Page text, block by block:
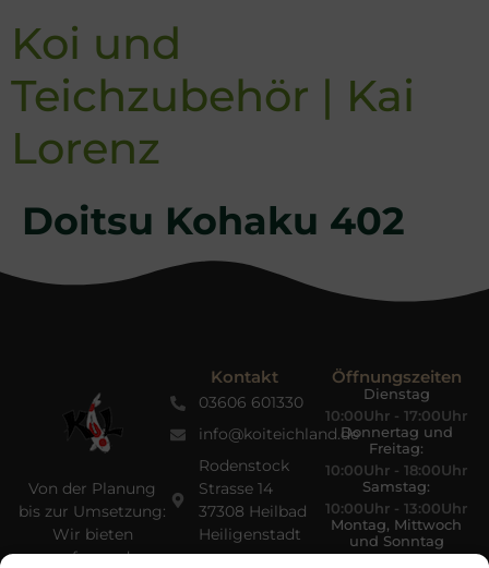
Koi und
Teichzubehör | Kai
Lorenz
Doitsu Kohaku 402
Von der Planung
bis zur Umsetzung:
Wir bieten
umfassende
Kontakt
03606 601330
info@koiteichland.de
Rodenstock
Strasse 14
37308 Heilbad
Heiligenstadt
Öffnungszeiten
Dienstag
10:00Uhr - 17:00Uhr
Donnertag und
Freitag:
10:00Uhr - 18:00Uhr
Samstag:
10:00Uhr - 13:00Uhr
Montag, Mittwoch
und Sonntag